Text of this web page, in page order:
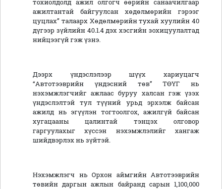
тохиолдолд ажил олгогч өөрийн санаачилгаар
ажилтантай байгуулсан хөдөлмөрийн гэрээг
цуцлах” талаарх Хөдөлмөрийн тухай хуулийн 40
дүгээр зүйлийн 40.1.4 дэх хэсгийн зохицуулалтад
нийцээгүй гэж үзнэ.
Дээрх үндэслэлээр шүүх хариуцагч
“Автотээврийн үндэсний төв” ТӨҮГ нь
нэхэмжлэгчийг ажлаас буруу халсан гэж үзэх
үндэслэлтэй тул түүний урьд эрхэлж байсан
ажилд нь эгүүлэн тогтоолгох, ажилгүй байсан
хугацааны цалинтай тэнцэх олговор
гаргуулахыг хүссэн нэхэмжлэлийг хангаж
шийдвэрлэх нь зүйтэй.
Нэхэмжлэгч нь Орхон аймгийн Автотээврийн
төвийн даргын ажлын байранд сарын 1,100,000